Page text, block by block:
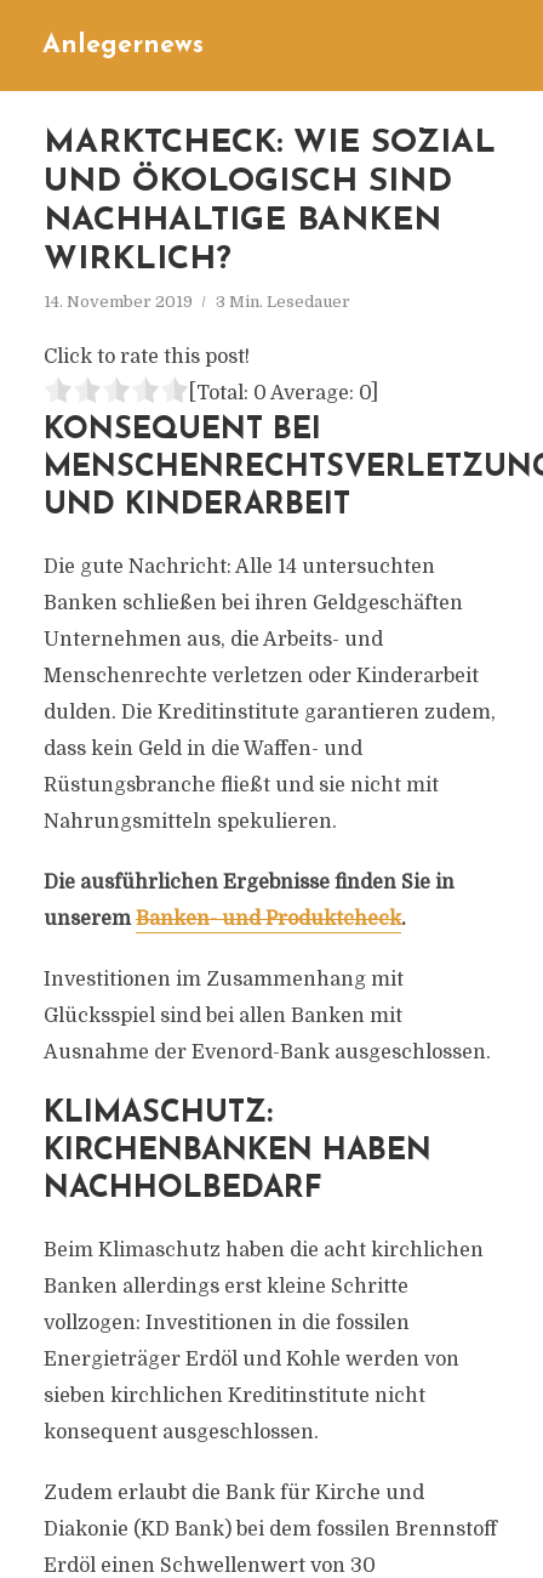
Anlegernews
MARKTCHECK: WIE SOZIAL
UND ÖKOLOGISCH SIND
NACHHALTIGE BANKEN
WIRKLICH?
14. November 2019 3 Min. Lesedauer
Click to rate this post!
[Total: 0 Average: 0]
KONSEQUENT BEI
UND KINDERARBEIT
Die gute Nachricht: Alle 14 untersuchten
Banken schließen bei ihren Geldgeschäften
Unternehmen aus, die Arbeits- und
Menschenrechte verletzen oder Kinderarbeit
dulden. Die Kreditinstitute garantieren zudem,
dass kein Geld in die Waffen- und
Rüstungsbranche fließt und sie nicht mit
Nahrungsmitteln spekulieren.
Die ausführlichen Ergebnisse finden Sie in
unseremBanken- und Produktcheck.
Investitionen im Zusammenhang mit
Glücksspiel sind bei allen Banken mit
Ausnahme der Evenord-Bank ausgeschlossen.
KLIMASCHUTZ:
KIRCHENBANKEN HABEN
NACHHOLBEDARF
Beim Klimaschutz haben die acht kirchlichen
Banken allerdings erst kleine Schritte
vollzogen: Investitionen in die fossilen
Energieträger Erdöl und Kohle werden von
sieben kirchlichen Kreditinstitute nicht
konsequent ausgeschlossen.
Zudem erlaubt die Bank für Kirche und
Diakonie (KD Bank) bei dem fossilen Brennstoff
Erdöl einen Schwellenwert von 30